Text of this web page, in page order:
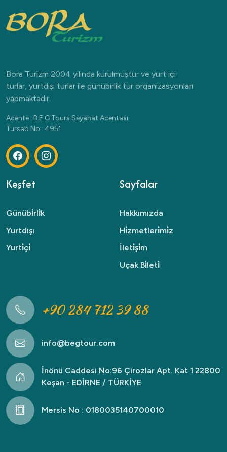
Bora Turizm 2004 yılında kurulmuştur ve yurt içi
turlar, yurtdışı turlar ile günübirlik tur organizasyonları
yapmaktadır.
Acente : B.E.G Tours Seyahat Acentası
Tursab No : 4951
Keşfet
Günübi̇rli̇k
Yurtdışı
Yurti̇çi̇
Sayfalar
Hakkımızda
Hi̇zmetleri̇mi̇z
İleti̇şi̇m
Uçak Bi̇leti̇
+90 284 712 39 88
info@begtour.com
İnönü Caddesi No:96 Çirozlar Apt. Kat 1 22800
Keşan - EDİRNE / TÜRKİYE
Mersis No : 0180035140700010